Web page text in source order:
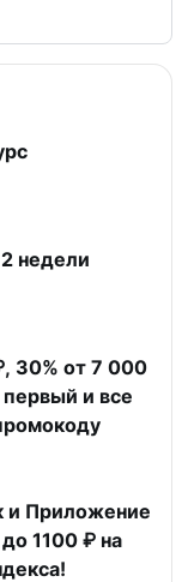
2 недели
30% от 7 000
и все
и Приложение
1100 ₽ на